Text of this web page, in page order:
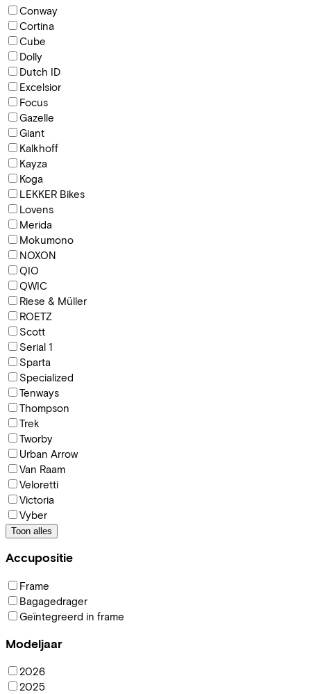
Conway
Cortina
Cube
Dolly
Dutch ID
Excelsior
Focus
Gazelle
Giant
Kalkhoff
Kayza
Koga
LEKKER Bikes
Lovens
Merida
Mokumono
NOXON
QIO
QWIC
Riese & Müller
ROETZ
Scott
Serial 1
Sparta
Specialized
Tenways
Thompson
Trek
Tworby
Urban Arrow
Van Raam
Veloretti
Victoria
Vyber
Toon alles
Accupositie
Frame
Bagagedrager
Geïntegreerd in frame
Modeljaar
2026
2025